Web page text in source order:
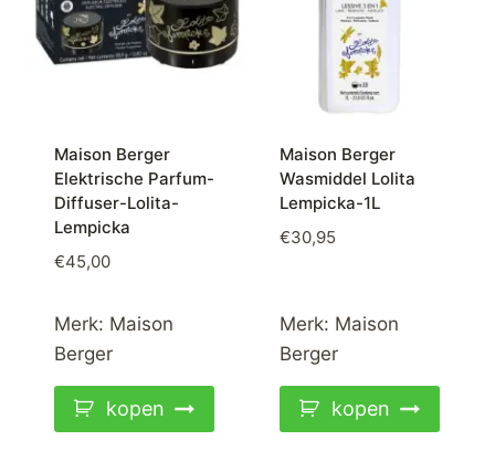
Maison Berger
Elektrische Parfum-
Diffuser-Lolita-
Lempicka
€45,00
Merk: Maison
Berger
kopen
Maison Berger
Wasmiddel Lolita
Lempicka-1L
€30,95
Merk: Maison
Berger
kopen